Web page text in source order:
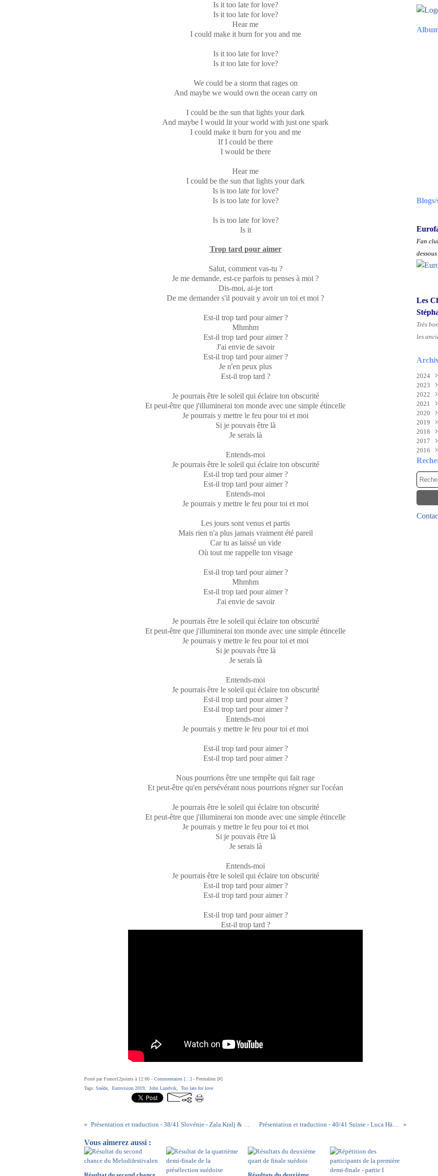
Is it too late for love?
Is it too late for love?
Hear me
I could make it burn for you and me
Is it too late for love?
Is it too late for love?
We could be a storm that rages on
And maybe we would own the ocean carry on
I could be the sun that lights your dark
And maybe I would lit your world with just one spark
I could make it burn for you and me
If I could be there
I would be there
Hear me
I could be the sun that lights your dark
Is is too late for love?
Is is too late for love?
Is is too late for love?
Is it
Trop tard pour aimer
Salut, comment vas-tu ?
Je me demande, est-ce parfois tu penses à moi ?
Dis-moi, ai-je tort
De me demander s'il pouvait y avoir un toi et moi ?
Est-il trop tard pour aimer ?
Mhmhm
Est-il trop tard pour aimer ?
J'ai envie de savoir
Est-il trop tard pour aimer ?
Je n'en peux plus
Est-il trop tard ?
Je pourrais être le soleil qui éclaire ton obscurité
Et peut-être que j'illuminerai ton monde avec une simple étincelle
Je pourrais y mettre le feu pour toi et moi
Si je pouvais être là
Je serais là
Entends-moi
Je pourrais être le soleil qui éclaire ton obscurité
Est-il trop tard pour aimer ?
Est-il trop tard pour aimer ?
Entends-moi
Je pourrais y mettre le feu pour toi et moi
Les jours sont venus et partis
Mais rien n'a plus jamais vraiment été pareil
Car tu as laissé un vide
Où tout me rappelle ton visage
Est-il trop tard pour aimer ?
Mhmhm
Est-il trop tard pour aimer ?
J'ai envie de savoir
Je pourrais être le soleil qui éclaire ton obscurité
Et peut-être que j'illuminerai ton monde avec une simple étincelle
Je pourrais y mettre le feu pour toi et moi
Si je pouvais être là
Je serais là
Entends-moi
Je pourrais être le soleil qui éclaire ton obscurité
Est-il trop tard pour aimer ?
Est-il trop tard pour aimer ?
Entends-moi
Je pourrais y mettre le feu pour toi et moi
Est-il trop tard pour aimer ?
Est-il trop tard pour aimer ?
Nous pourrions être une tempête qui fait rage
Et peut-être qu'en persévérant nous pourrions régner sur l'océan
Je pourrais être le soleil qui éclaire ton obscurité
Et peut-être que j'illuminerai ton monde avec une simple étincelle
Je pourrais y mettre le feu pour toi et moi
Si je pouvais être là
Je serais là
Entends-moi
Je pourrais être le soleil qui éclaire ton obscurité
Est-il trop tard pour aimer ?
Est-il trop tard pour aimer ?
Est-il trop tard pour aimer ?
Est-il trop tard ?
Posté par France12points à 12:00 - Commentaires [ ] - Permalien [#]
Tags: Suède Eurovision 2019 John Lundvik Too late for love
Présentation et traduction - 38/41 Slovénie - Zala Kralj & Gašper Šantl - Sebi Présentation et traduction - 40/41 Suisse - Luca Hänni - She got me
Vous aimerez aussi :
Fan
Les
Très
les
2024
Août
Juin
Mai
2023
2022
Mai
Mars
2021
Août
2020
Mai
2019
Mai
2018
Mai
2017
Juin
Mai
2016
Juin